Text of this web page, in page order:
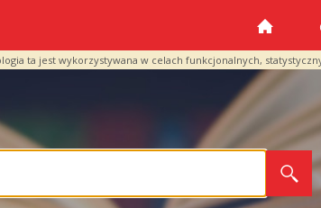
ta jest wykorzystywana w celach funkcjonalnych,